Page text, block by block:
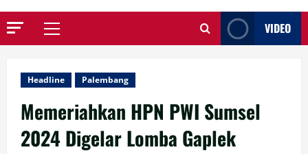
Primary
VIDEO
Headline Palembang
Memeriahkan HPN PWI Sumsel
2024 Digelar Lomba Gaplek